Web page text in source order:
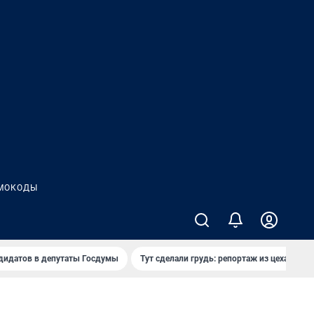
в депутаты Госдумы Тут сделали грудь: репортаж из цеха